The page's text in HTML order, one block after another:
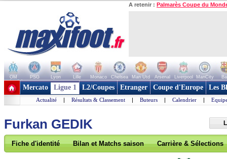
A retenir : Palmarès Coupe du
OM PSG Lyon Lille Monaco Chelsea Man Utd Arsenal Liverpool ManCity
+ de clubs
Mercato Ligue 1 L2/Coupes Etranger Coupe d'Europe Les
Actualité | Résultats & Classement | Buteurs | Calendrier |
Furkan GEDIK
Fiche d'identité Bilan et Matchs saison Carrière & Sélections